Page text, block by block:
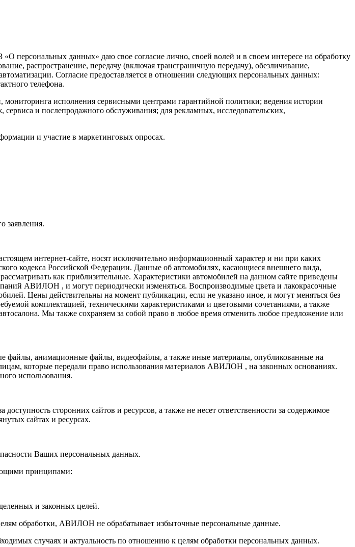
персональных данных» даю свое согласие лично, своей волей и в своем интересе на обработку
распространение, передачу (включая трансграничную передачу), обезличивание,
Согласие предоставляется в отношении следующих персональных данных:
телефона.
мониторинга исполнения сервисными центрами гарантийной политики; ведения истории
и послепродажного обслуживания; для рекламных, исследовательских,
и участие в маркетинговых опросах.
заявления.
интернет-сайте, носят исключительно информационный характер и ни при каких
кодекса Российской Федерации. Данные об автомобилях, касающиеся внешнего вида,
как приблизительные. Характеристики автомобилей на данном сайте приведены
АВИЛОН , и могут периодически изменяться. Воспроизводимые цвета и лакокрасочные
Цены действительны на момент публикации, если не указано иное, и могут меняться без
комплектацией, техническими характеристиками и цветовыми сочетаниями, а также
Мы также сохраняем за собой право в любое время отменить любое предложение или
файлы, анимационные файлы, видеофайлы, а также иные материалы, опубликованные на
которые передали право использования материалов АВИЛОН , на законных основаниях.
использования.
сторонних сайтов и ресурсов, а также не несет ответственности за содержимое
сайтах и ресурсах.
Ваших персональных данных.
принципами:
и законных целей.
обработки, АВИЛОН не обрабатывает избыточные персональные данные.
случаях и актуальность по отношению к целям обработки персональных данных.